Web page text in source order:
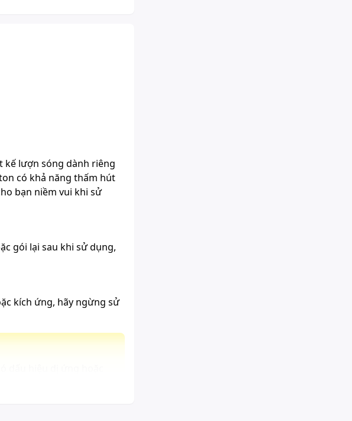
kế lượn sóng dành riêng
có khả năng thấm hút
bạn niềm vui khi sử
gói lại sau khi sử dụng,
kích ứng, hãy ngừng sử
dấu hiệu dị ứng hoặc